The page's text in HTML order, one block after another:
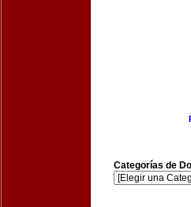
Categorías de